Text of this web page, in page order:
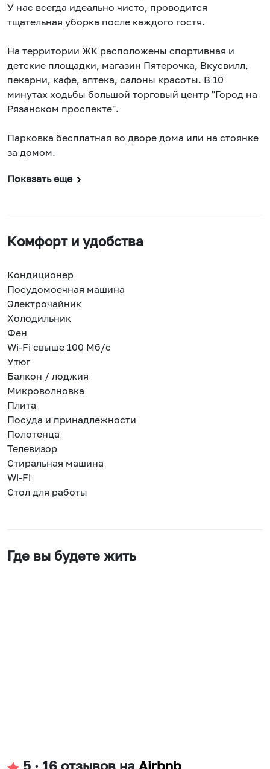
У нас всегда идеально чисто, проводится
тщательная уборка после каждого гостя.
На территории ЖК расположены спортивная и
детские площадки, магазин Пятерочка, Вкусвилл,
пекарни, кафе, аптека, салоны красоты. В 10
минутах ходьбы большой торговый центр "Город на
Рязанском проспекте".
Парковка бесплатная во дворе дома или на стоянке
за домом.
Показать еще
Комфорт и удобства
Кондиционер
Посудомоечная машина
Электрочайник
Холодильник
Фен
Wi-Fi свыше 100 Мб/с
Утюг
Балкон / лоджия
Микроволновка
Плита
Посуда и принадлежности
Полотенца
Телевизор
Стиральная машина
Wi-Fi
Стол для работы
Где вы будете жить